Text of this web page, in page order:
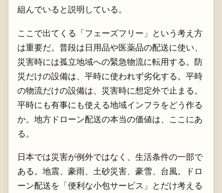
組んでいると説明している。
ここで出てくる「フェーズフリー」という考え方
は重要だ。普段は日用品や医薬品の配送に使い、
災害時には孤立地域への緊急物流に転用する。防
災だけの設備は、平時に使われず劣化する。平時
の物流だけの設備は、災害時に想定外で止まる。
平時にも有事にも使える地域インフラをどう作る
か。地方ドローン配送の本当の価値は、ここにあ
る。
日本では災害が例外ではなく、生活条件の一部で
ある。地震、豪雨、土砂災害、豪雪、台風。ドロ
ーン配送を「便利な小包サービス」とだけ考える